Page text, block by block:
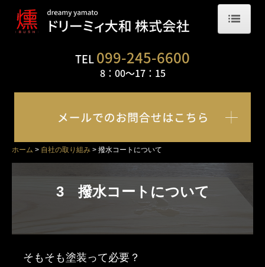
会社概要
自社の取り組み
燻煙乾燥について
フローリング
TEL099-245-6600
8：00～17： 15
ホーム 自社の取り組み 撥水コートについて
3　撥水コートについて
そもそも塗装って必要？